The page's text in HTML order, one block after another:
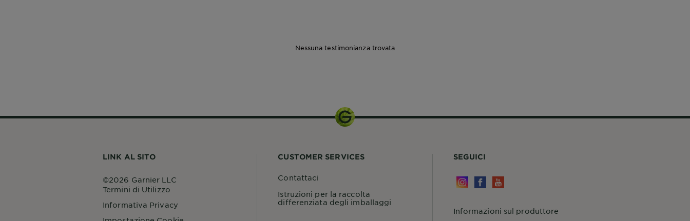
Nessuna testimonianza trovata
LINK AL SITO
Termini di Utilizzo
Informativa Privacy
©2026 Garnier LLC
CUSTOMER SERVICES
Contattaci
Istruzioni per la raccolta
differenziata degli imballaggi
SEGUICI
Informazioni sul produttore